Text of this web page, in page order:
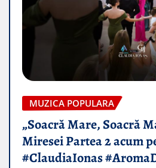
MUZICA POPULARA
„Soacră Mare, Soacră
Miresei Partea 2 acum
#ClaudiaIonas